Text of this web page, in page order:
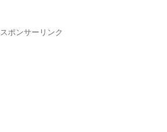
スポンサーリンク